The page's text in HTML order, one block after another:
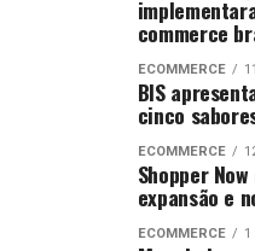
commerce
ECOMMERCE
BIS
cinco
ECOMMERCE
Shopper
expansão e
ECOMMERCE 1